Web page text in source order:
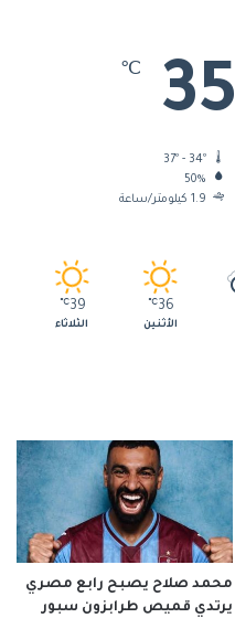
35
℃
50%
1.9 كيلومتر/ساعة
36
℃
الأثنين
39
℃
الثلاثاء
محمد صلاح يصبح رابع مصري
يرتدي قميص طرابزون سبور